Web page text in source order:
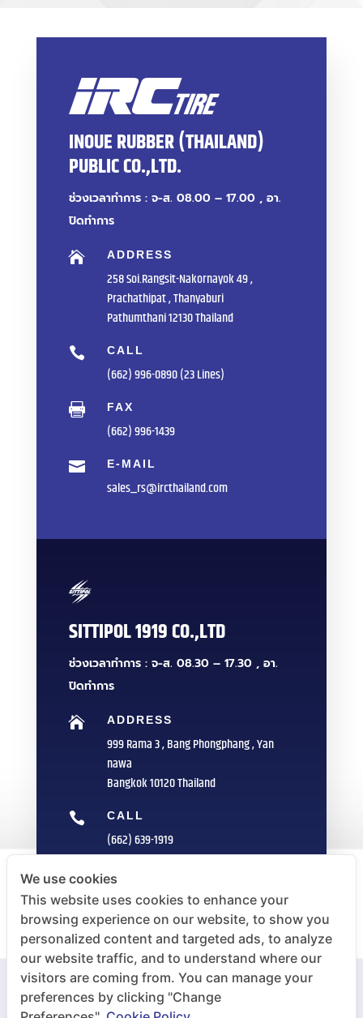
INOUE RUBBER (THAILAND)
PUBLIC CO.,LTD.
ช่วงเวลาทำการ : จ-ส. 08.00 – 17.00 , อา.
ปิดทำการ
 ADDRESS
258 Soi.Rangsit-Nakornayok 49 ,
Prachathipat , Thanyaburi
Pathumthani 12130 Thailand
 CALL
(662) 996-0890 (23 Lines)
 FAX
(662) 996-1439
 E-MAIL
sales_rs@ircthailand.com
SITTIPOL 1919 CO.,LTD
ช่วงเวลาทำการ : จ-ส. 08.30 – 17.30 , อา.
ปิดทำการ
 ADDRESS
999 Rama 3 , Bang Phongphang , Yan
nawa
Bangkok 10120 Thailand
 CALL
(662) 639-1919
 FAX
(662) 235-1959
 E-MAIL
info@sittipol.com
We use cookies
This website uses cookies to enhance your
browsing experience on our website, to show you
personalized content and targeted ads, to analyze
our website traffic, and to understand where our
visitors are coming from. You can manage your
preferences by clicking "Change